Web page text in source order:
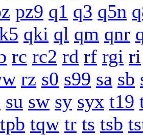
pz9 q1 q3 q5n
qki ql qm qnr
rc rc2 rd rf rgi ri
rz s0 s99 sa sb
su sw sy syx t19
tpb tqw tr ts tsb